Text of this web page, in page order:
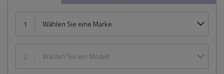
1 Wählen Sie eine Marke
2 Wählen Sie ein Modell